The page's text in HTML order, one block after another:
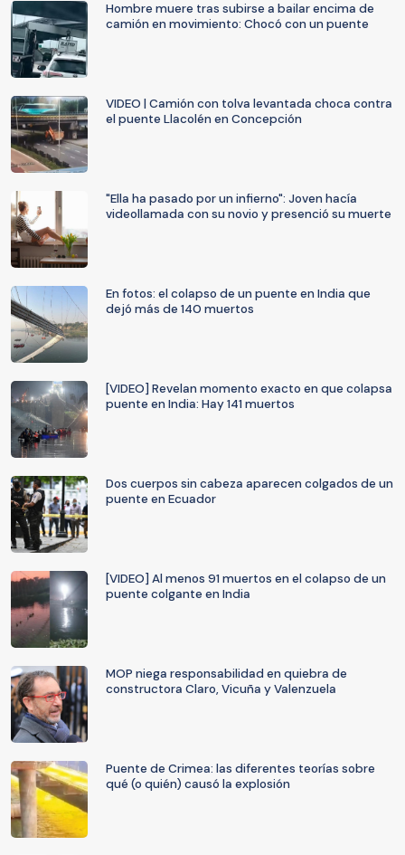
Hombre muere tras subirse a bailar encima de
camión en movimiento: Chocó con un puente
VIDEO | Camión con tolva levantada choca contra
el puente Llacolén en Concepción
"Ella ha pasado por un infierno": Joven hacía
videollamada con su novio y presenció su muerte
En fotos: el colapso de un puente en India que
dejó más de 140 muertos
[VIDEO] Revelan momento exacto en que colapsa
puente en India: Hay 141 muertos
Dos cuerpos sin cabeza aparecen colgados de un
puente en Ecuador
[VIDEO] Al menos 91 muertos en el colapso de un
puente colgante en India
MOP niega responsabilidad en quiebra de
constructora Claro, Vicuña y Valenzuela
Puente de Crimea: las diferentes teorías sobre
qué (o quién) causó la explosión